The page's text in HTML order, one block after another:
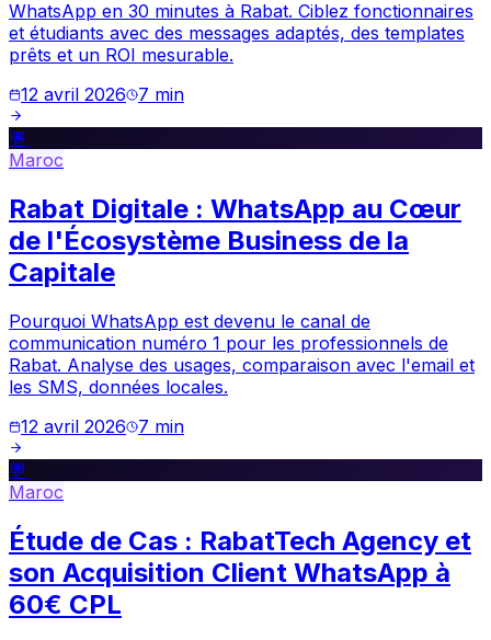
WhatsApp en 30 minutes à Rabat. Ciblez fonctionnaires
et étudiants avec des messages adaptés, des templates
prêts et un ROI mesurable.
12 avril 2026
7 min
💬
Maroc
Rabat Digitale : WhatsApp au Cœur
de l'Écosystème Business de la
Capitale
Pourquoi WhatsApp est devenu le canal de
communication numéro 1 pour les professionnels de
Rabat. Analyse des usages, comparaison avec l'email et
les SMS, données locales.
12 avril 2026
7 min
💬
Maroc
Étude de Cas : RabatTech Agency et
son Acquisition Client WhatsApp à
60€ CPL